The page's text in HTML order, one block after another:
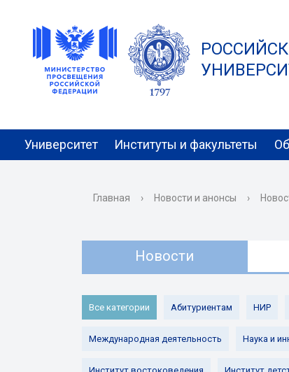
Университет Институты и факультеты
Главная › Новости и анонсы ›
Новости
Все категории Абитуриентам НИР
Международная деятельность Наука и